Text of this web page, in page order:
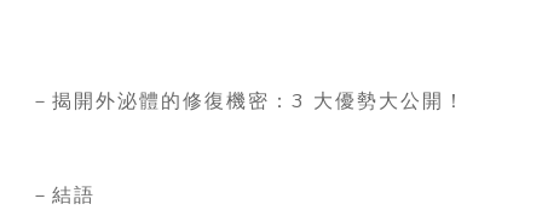
－揭開外泌體的修復機密：3 大優勢大公開！
－結語